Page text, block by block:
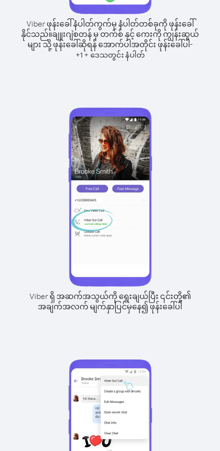
Viber ဖုန်းခေါ်နံပါတ်ကွက်မှ နံပါတ်တစ်ခုကို ဖုန်းခေါ်
နိုင်သည်။ချူးဂျဲစတန် မှ တက်စ် နှင့် ကေးကို ကျွန်းဆွယ်
များ သို့ ဖုန်းခေါ်ဆိုရန် အောက်ပါအတိုင်း ဖုန်းခေါ်ပါ-
+1+ ဒေသတွင်း နံပါတ်
Viber ရှိ အဆက်အသွယ်ကို ရွေးချယ်ပြီး ၎င်းတို့၏
အချက်အလက် မျက်နှာပြင်မှနေ၍ ဖုန်းခေါ်ပါ